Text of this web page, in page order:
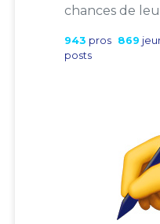
chances de
943 pros 869
posts